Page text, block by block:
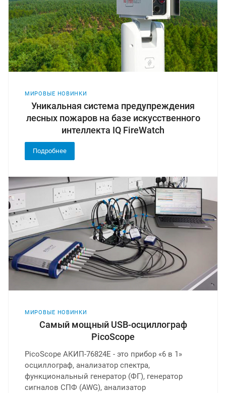
МИРОВЫЕ НОВИНКИ
Уникальная система предупреждения
лесных пожаров на базе искусственного
интеллекта IQ FireWatch
Подробнее
МИРОВЫЕ НОВИНКИ
Самый мощный USB-осциллограф
PicoScope
PicoScope АКИП-76824E - это прибор «6 в 1»
осциллограф, анализатор спектра,
функциональный генератор (ФГ), генератор
сигналов СПФ (AWG), анализатор